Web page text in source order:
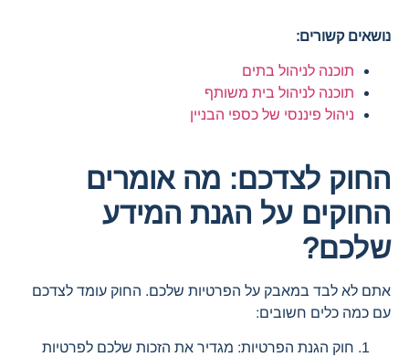
נושאים קשורים:
תוכנה לניהול בתים
תוכנה לניהול בית משותף
ניהול פיננסי של כספי הבניין
החוק לצדכם: מה אומרים
החוקים על הגנת המידע
שלכם?
אתם לא לבד במאבק על הפרטיות שלכם. החוק עומד לצדכם
עם כמה כלים חשובים:
חוק הגנת הפרטיות: מגדיר את הזכות שלכם לפרטיות